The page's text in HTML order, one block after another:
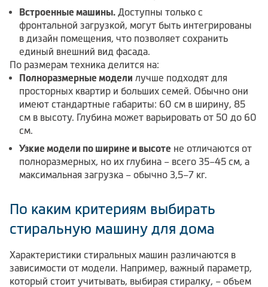
Встроенные машины. Доступны только с
фронтальной загрузкой, могут быть интегрированы
в дизайн помещения, что позволяет сохранить
единый внешний вид фасада.
По размерам техника делится на:
Полноразмерные модели лучше подходят для
просторных квартир и больших семей. Обычно они
имеют стандартные габариты: 60 см в ширину, 85
см в высоту. Глубина может варьировать от 50 до 60
см.
Узкие модели по ширине и высоте не отличаются от
полноразмерных, но их глубина – всего 35–45 см, а
максимальная загрузка – обычно 3,5–7 кг.
По каким критериям выбирать
стиральную машину для дома
Характеристики стиральных машин различаются в
зависимости от модели. Например, важный параметр,
который стоит учитывать, выбирая стиралку, – объем